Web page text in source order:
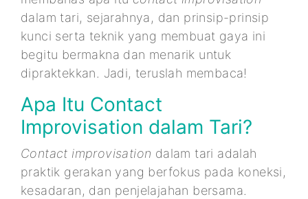
dalam tari, sejarahnya, dan prinsip-prinsip
kunci serta teknik yang membuat gaya ini
begitu bermakna dan menarik untuk
dipraktekkan. Jadi, teruslah membaca!
Apa Itu Contact
Improvisation dalam Tari?
Contact improvisation dalam tari adalah
praktik gerakan yang berfokus pada koneksi,
kesadaran, dan penjelajahan bersama.